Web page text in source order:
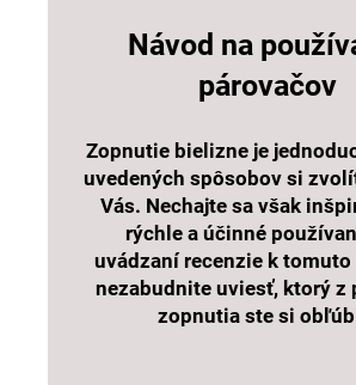
Návod na
párovačov
Zopnutie bielizne je
uvedených spôsobov si
Vás. Nechajte sa však
rýchle a účinné
uvádzaní recenzie k
nezabudnite uviesť, ktorý z
zopnutia ste si